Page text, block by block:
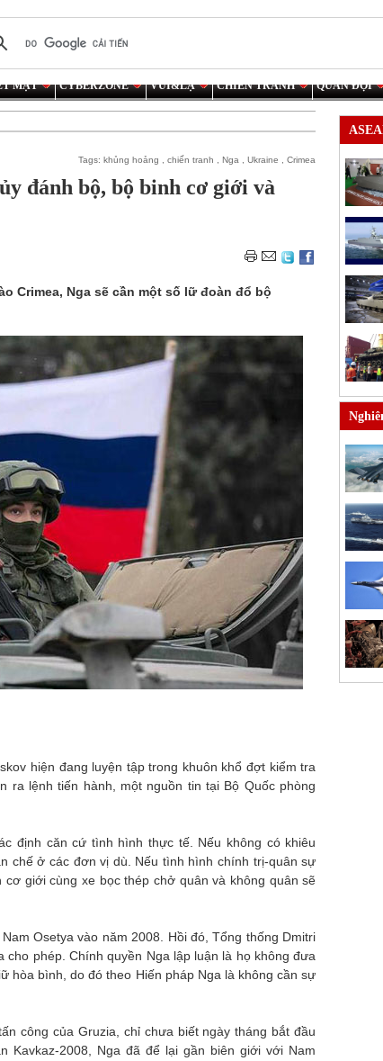
MẬT CYBERZONE VUI&LẠ CHIẾN TRANH QUÂN ĐỘI
Tags:khủng hoảng ,chiến tranh ,Nga ,Ukraine ,Crimea
đánh bộ, bộ binh cơ giới và
Crimea, Nga sẽ cần một số lữ đoàn đổ bộ
hiện đang luyện tập trong khuôn khổ đợt kiểm tra
ra lệnh tiến hành, một nguồn tin tại Bộ Quốc phòng
định căn cứ tình hình thực tế. Nếu không có khiêu
chế ở các đơn vị dù. Nếu tình hình chính trị-quân sự
giới cùng xe bọc thép chở quân và không quân sẽ
Osetya vào năm 2008. Hồi đó, Tổng thống Dmitri
cho phép. Chính quyền Nga lập luận là họ không đưa
hòa bình, do đó theo Hiến pháp Nga là không cần sự
công của Gruzia, chỉ chưa biết ngày tháng bắt đầu
Kavkaz-2008, Nga đã để lại gần biên giới với Nam